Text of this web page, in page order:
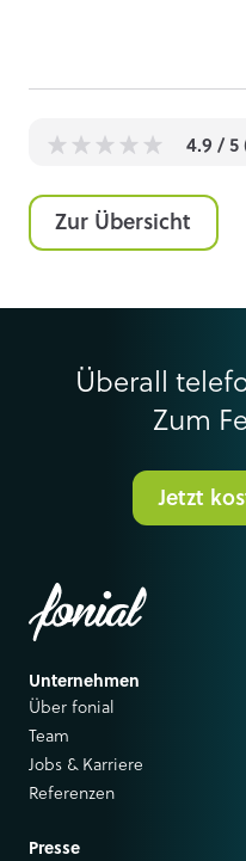
4.9 / 5
Zur Übersicht
Überall
Zum
Jetzt
Unternehmen
Über fonial
Team
Jobs & Karriere
Referenzen
Presse